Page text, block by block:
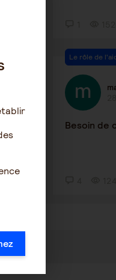
Le rôle de
Besoin de